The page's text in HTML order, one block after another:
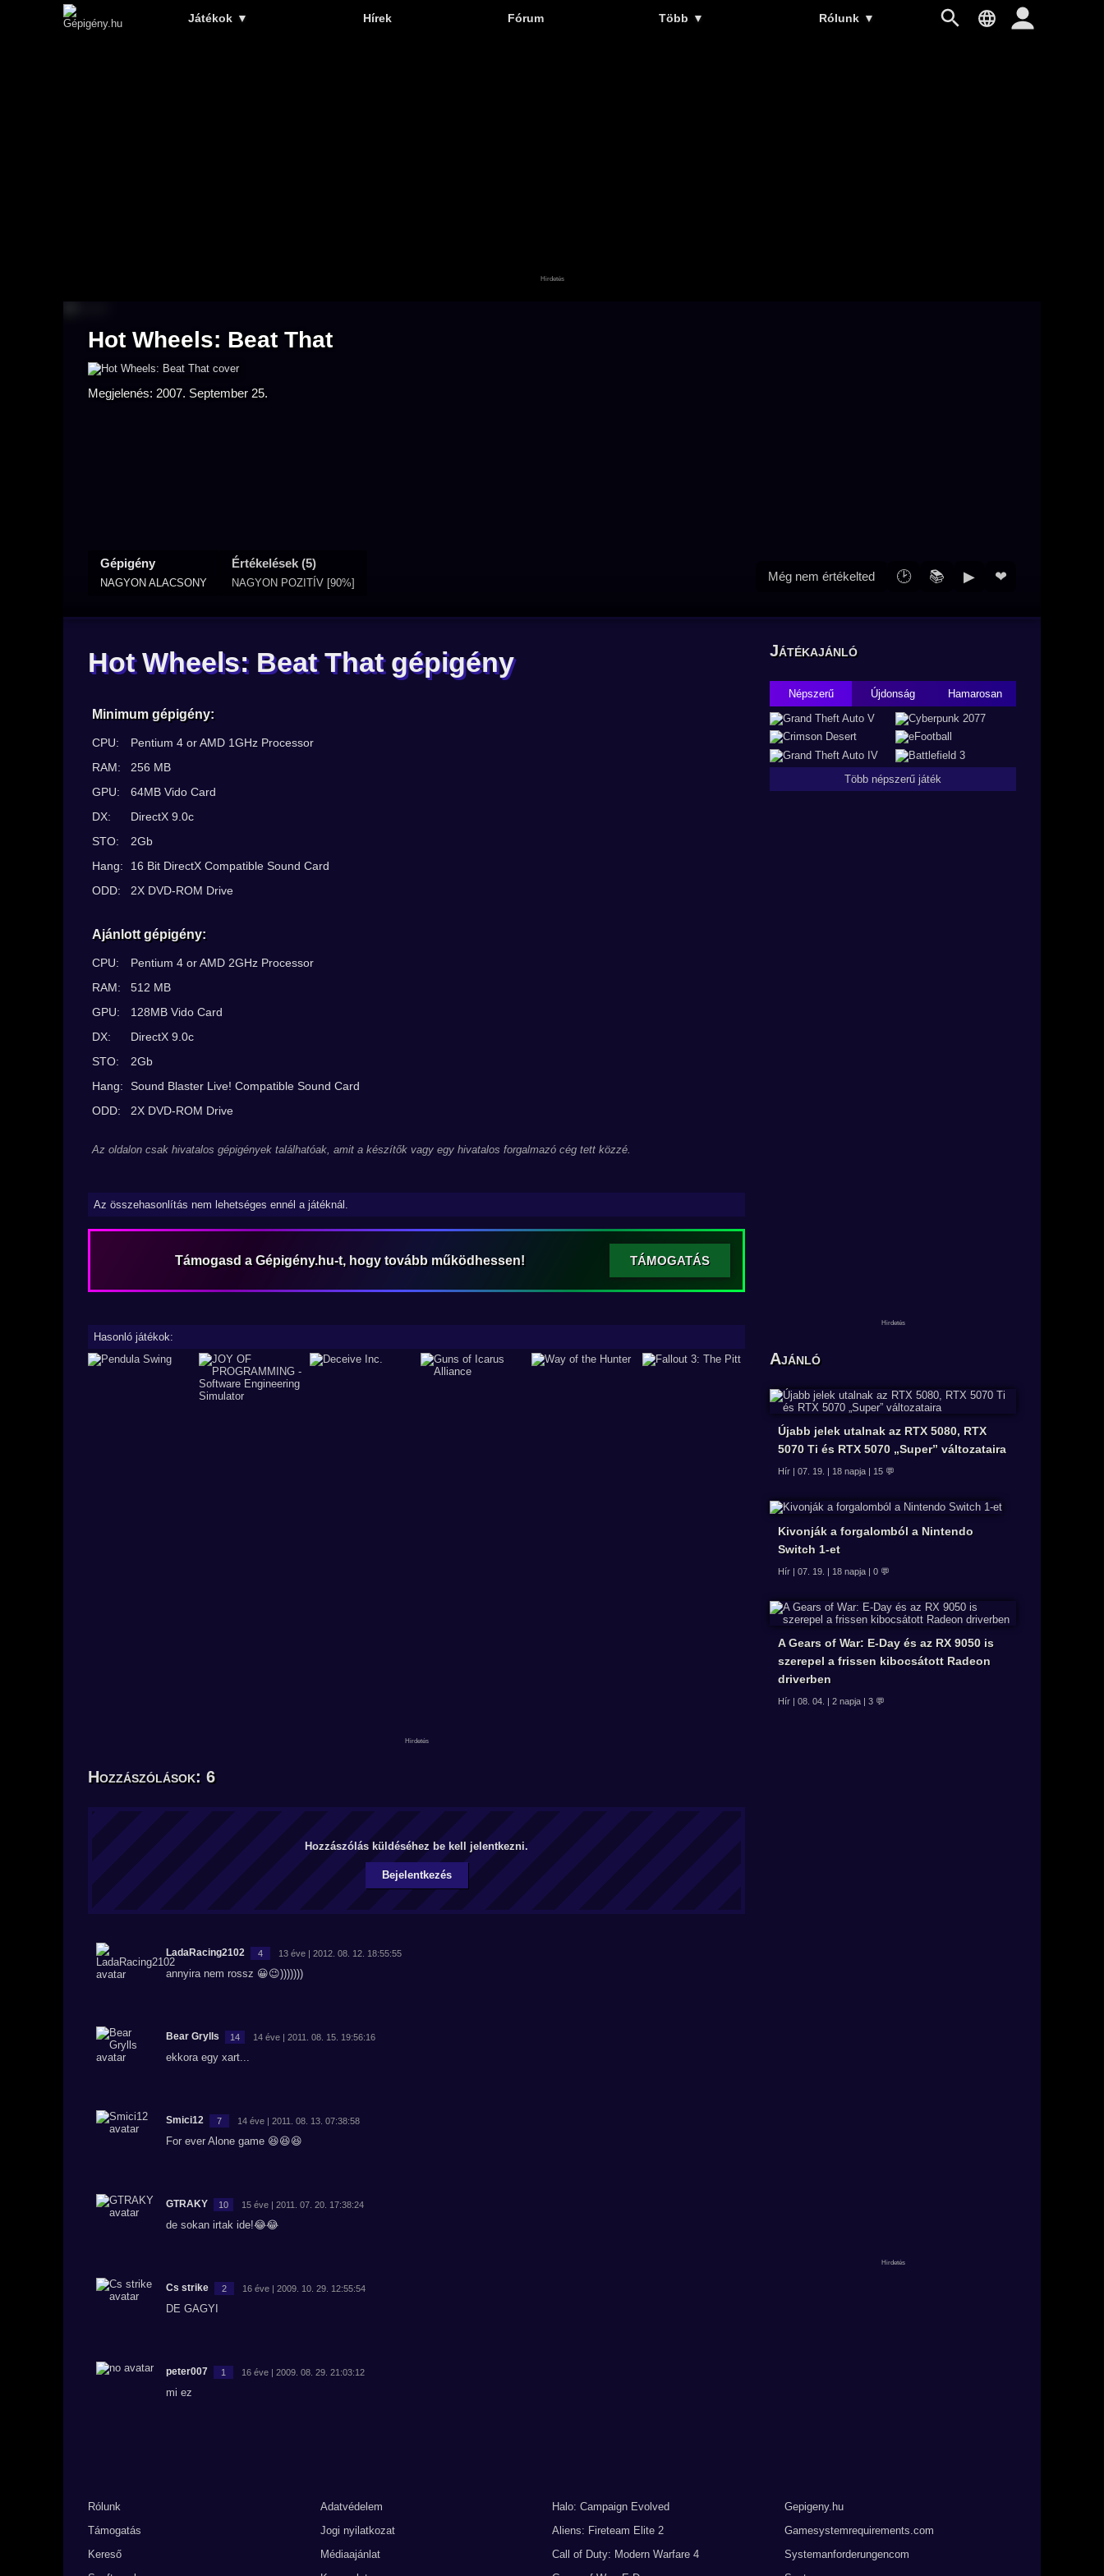
Játékok ▼ Hírek Fórum Több ▼ Rólunk ▼
Hot Wheels: Beat That
Megjelenés: 2007. September 25.
Gépigény
NAGYON ALACSONY
Értékelések (5)
NAGYON POZITÍV [90%] Még nem értékelted 🕑 📚 ▶ ❤
Hot Wheels: Beat That gépigény
Minimum gépigény:
CPU:
Pentium 4 or AMD 1GHz Processor
RAM:
256 MB
GPU:
64MB Vido Card
DX:
DirectX 9.0c
STO:
2Gb
Hang:
16 Bit DirectX Compatible Sound Card
ODD:
2X DVD-ROM Drive
Ajánlott gépigény:
CPU:
Pentium 4 or AMD 2GHz Processor
RAM:
512 MB
GPU:
128MB Vido Card
DX:
DirectX 9.0c
STO:
2Gb
Hang:
Sound Blaster Live! Compatible Sound Card
ODD:
2X DVD-ROM Drive
Az oldalon csak hivatalos gépigények találhatóak, amit a készítők vagy egy hivatalos forgalmazó cég tett közzé.
Az összehasonlítás nem lehetséges ennél a játéknál.
Támogasd a Gépigény.hu-t, hogy tovább működhessen! TÁMOGATÁS
Hasonló játékok:
Hozzászólások: 6
Hozzászólás küldéséhez be kell jelentkezni.
Bejelentkezés
LadaRacing2102 4 13 éve | 2012. 08. 12. 18:55:55
annyira nem rossz 😀😉)))))))
Bear Grylls 14 14 éve | 2011. 08. 15. 19:56:16
ekkora egy xart...
Smici12 7 14 éve | 2011. 08. 13. 07:38:58
For ever Alone game 😆😆😆
GTRAKY 10 15 éve | 2011. 07. 20. 17:38:24
de sokan irtak ide!😂😂
Cs strike 2 16 éve | 2009. 10. 29. 12:55:54
DE GAGYI
peter007 1 16 éve | 2009. 08. 29. 21:03:12
mi ez
Játékajánló
Népszerű Újdonság Hamarosan
Több népszerű játék
Ajánló
Újabb jelek utalnak az RTX 5080, RTX
5070 Ti és RTX 5070 „Super” változataira
Hír | 07. 19. | 18 napja | 15 💬
Kivonják a forgalomból a Nintendo
Switch 1-et
Hír | 07. 19. | 18 napja | 0 💬
A Gears of War: E-Day és az RX 9050 is
szerepel a frissen kibocsátott Radeon
driverben
Hír | 08. 04. | 2 napja | 3 💬
Rólunk
Támogatás
Kereső
Adatvédelem
Jogi nyilatkozat
Médiaajánlat
Halo: Campaign Evolved
Aliens: Fireteam Elite 2
Call of Duty: Modern Warfare 4
Gepigeny.hu
Gamesystemrequirements.com
Systemanforderungencom